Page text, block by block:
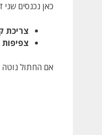
כאן נכנסים שני
צריכת
צפיפות
אם החתול